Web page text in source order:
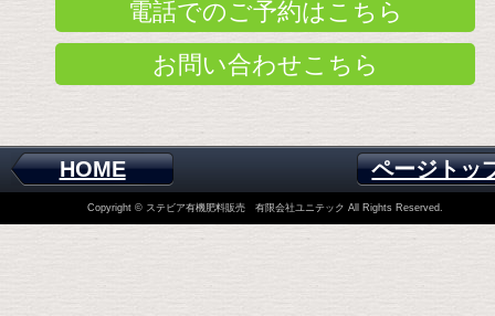
電話でのご予約はこちら
お問い合わせこちら
HOME ページトッ
Copyright © ステビア有機肥料販売 有限会社ユニテック All Rights Reserved.